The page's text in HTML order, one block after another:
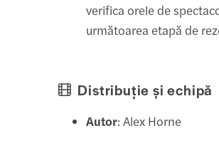
verifica orele de
următoarea etapă de
Distribuție și echipă
Autor: Alex Horne